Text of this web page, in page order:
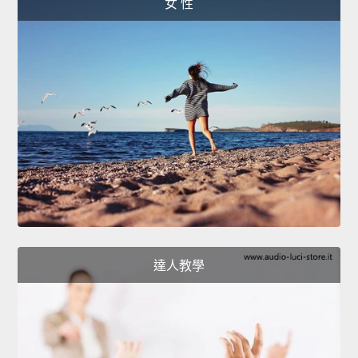
女 性
達人教學